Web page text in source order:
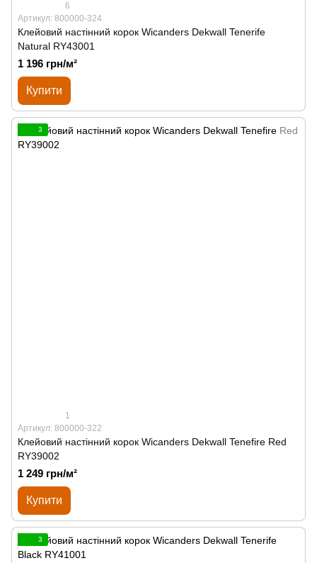
6
Артикул: 800000-324
Клейовий настінний корок Wicanders Dekwall Tenerife
Natural RY43001
1 196 грн/м²
Купити
3
1
Артикул: 800000-322
Клейовий настінний корок Wicanders Dekwall Tenefire Red
RY39002
1 249 грн/м²
Купити
3